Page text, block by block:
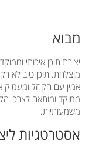
מבוא
יצירת תוכן איכותי
מוצלחת. תוכן טוב לא
אמין עם הקהל ומעמיק
ממוקד ומותאם לצרכי
משמעותיות.
אסטרטגיות